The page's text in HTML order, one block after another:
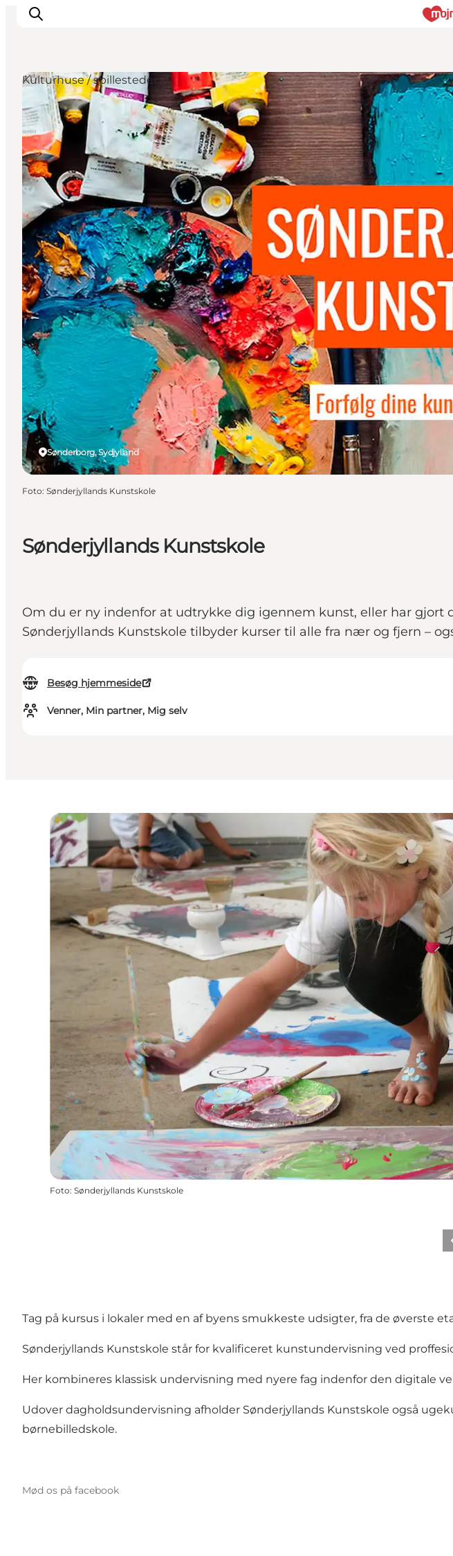
Oplevelser
Byer & Steder
Det sker
Overnatning
Planlæg din ferie
Booking
Sønderjyllands Kunstskole
Om du er ny indenfor at udtrykke dig igennem kunst, eller har
Sønderjyllands Kunstskole tilbyder kurser til alle fra nær og fjern –
Besøg hjemmeside
Venner, Min partner, Mig selv
Sønderborg, Sydjylland
Kulturhuse / spillesteder
Foto: Sønderjyllands Kunstskole
Foto: Sønderjyllands Kunstskole
Tag på kursus i lokaler med en af byens smukkeste udsigter, fra de øverste
Sønderjyllands Kunstskole står for kvalificeret kunstundervisning ved
Her kombineres klassisk undervisning med nyere fag indenfor den digitale
Udover dagholdsundervisning afholder Sønderjyllands Kunstskole også
børnebilledskole.
Mød os på facebook